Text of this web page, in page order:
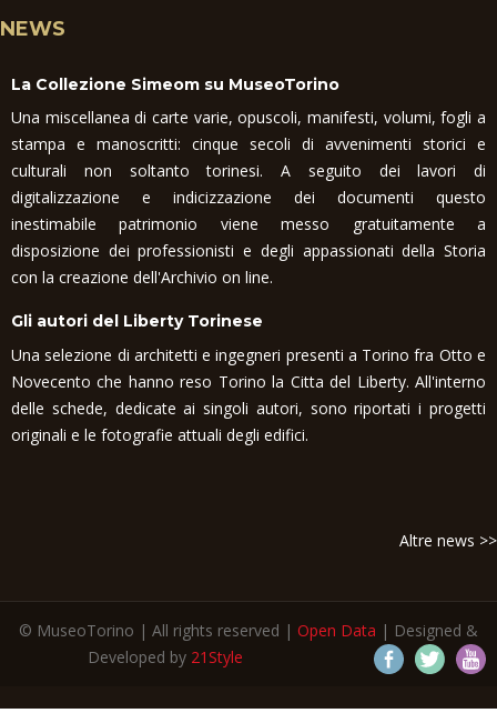
NEWS
La Collezione Simeom su MuseoTorino
Una miscellanea di carte varie, opuscoli, manifesti, volumi, fogli a
stampa e manoscritti: cinque secoli di avvenimenti storici e
culturali non soltanto torinesi. A seguito dei lavori di
digitalizzazione e indicizzazione dei documenti questo
inestimabile patrimonio viene messo gratuitamente a
disposizione dei professionisti e degli appassionati della Storia
con la creazione dell'Archivio on line.
Gli autori del Liberty Torinese
Una selezione di architetti e ingegneri presenti a Torino fra Otto e
Novecento che hanno reso Torino la Citta del Liberty. All'interno
delle schede, dedicate ai singoli autori, sono riportati i progetti
originali e le fotografie attuali degli edifici.
Altre news >>
© MuseoTorino | All rights reserved | Open Data | Designed &
Developed by 21Style